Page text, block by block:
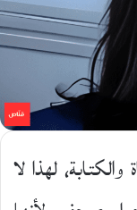
لهذا لا